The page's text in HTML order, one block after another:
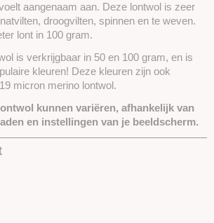
aangenaam aan. Deze lontwol is zeer
droogvilten, spinnen en te weven.
lont in 100 gram.
is verkrijgbaar in 50 en 100 gram, en is
kleuren! Deze kleuren zijn ook
micron merino lontwol.
kunnen variëren, afhankelijk van
en instellingen van je beeldscherm.